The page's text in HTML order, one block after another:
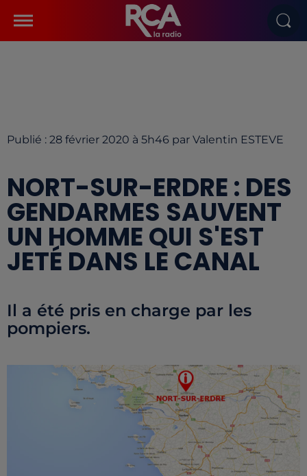
Publié : 28 février 2020 à 5h46 par Valentin ESTEVE
NORT-SUR-ERDRE : DES
GENDARMES SAUVENT
UN HOMME QUI S'EST
JETÉ DANS LE CANAL
Il a été pris en charge par les
pompiers.